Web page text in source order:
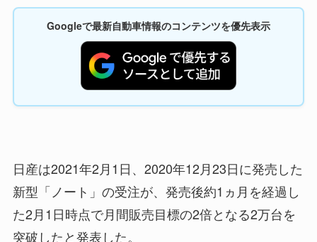
Googleで最新自動車情報のコンテンツを優先表示
日産は2021年2月1日、2020年12月23日に発売した
新型「ノート」の受注が、発売後約1ヵ月を経過し
た2月1日時点で月間販売目標の2倍となる2万台を
突破したと発表した。